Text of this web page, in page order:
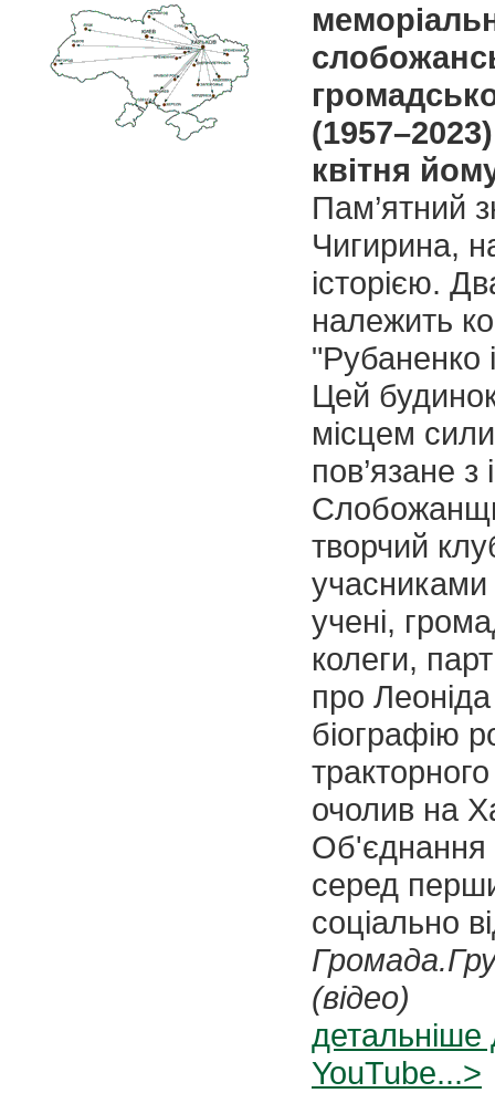
квітня
Пам’ятний
Чигирина,
історією.
належить
"Рубаненко
Цей
місцем
пов’язане з
творчий
учасниками
учені,
колеги,
про
біографію
очолив на
Об'єднання
серед
соціально
(відео)
YouTube...>